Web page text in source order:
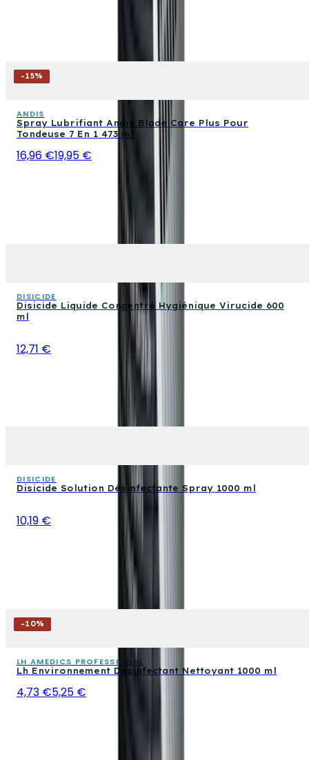
-15%
ANDIS
Spray Lubrifiant Andis Blade Care Plus Pour
Tondeuse 7 En 1 473 ml
16,96 €19,95 €
DISICIDE
Disicide Liquide Concentré Hygiénique Virucide 600
ml
12,71 €
DISICIDE
Disicide Solution Désinfectante Spray 1000 ml
10,19 €
-10%
LH AMEDICS PROFESSIONAL
Lh Environnement Désinfectant Nettoyant 1000 ml
4,73 €5,25 €